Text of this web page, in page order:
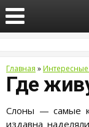
Главная »
Где
Слоны — самые
издавна